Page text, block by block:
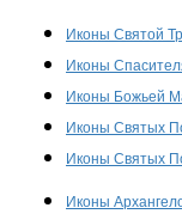
Иконы Святой
Иконы
Иконы Божьей
Иконы Святых
Иконы Святых
Иконы